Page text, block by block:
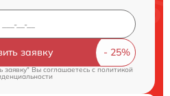
заявку
Вы соглашаетесь c политикой